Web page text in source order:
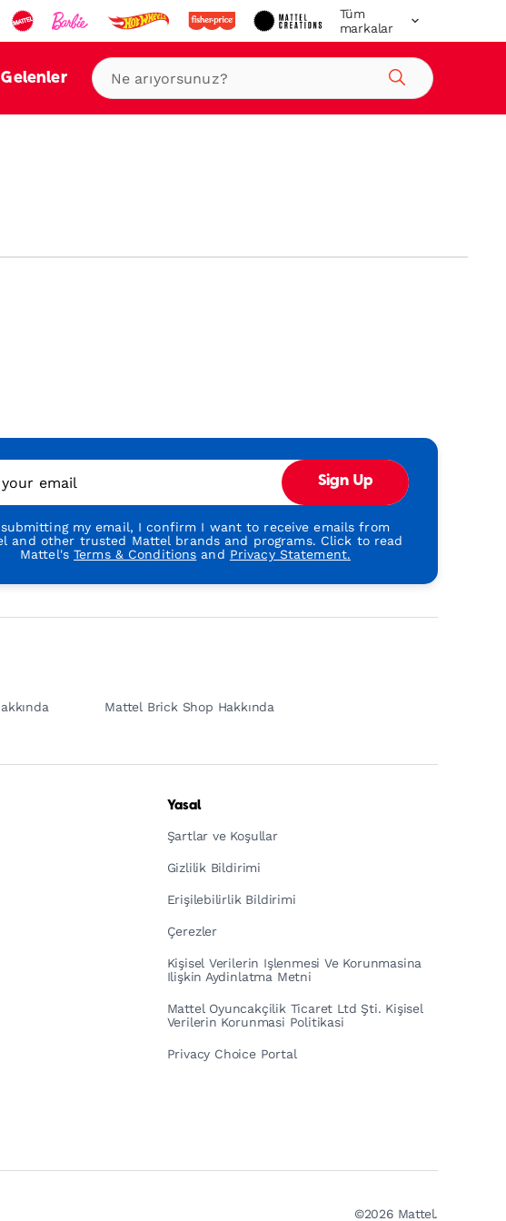
Tüm
markalar
Gelenler
Ara
email Sign Up
submitting my email, I confirm I want to receive emails from
and other trusted Mattel brands and programs. Click to read
Mattel'sTerms & Conditions and Privacy Statement.
Mattel Brick Shop Hakkında
Yasal
Şartlar ve Koşullar
Gizlilik Bildirimi
Erişilebilirlik Bildirimi
Çerezler
Kişisel Verilerin Işlenmesi Ve Korunmasina
Ilişkin Aydinlatma Metni
Mattel Oyuncakçilik Ticaret Ltd Şti. Kişisel
Verilerin Korunmasi Politikasi
Privacy Choice Portal
©2026 Mattel.